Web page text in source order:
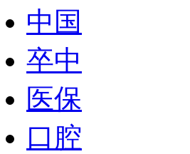
中国
卒中
医保
口腔